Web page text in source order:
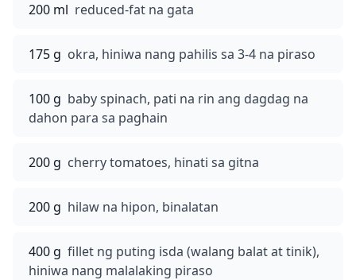
200 ml reduced-fat na gata
175 g okra, hiniwa nang pahilis sa 3-4 na piraso
100 g baby spinach, pati na rin ang dagdag na
dahon para sa paghain
200 g cherry tomatoes, hinati sa gitna
200 g hilaw na hipon, binalatan
400 g fillet ng puting isda (walang balat at tinik),
hiniwa nang malalaking piraso